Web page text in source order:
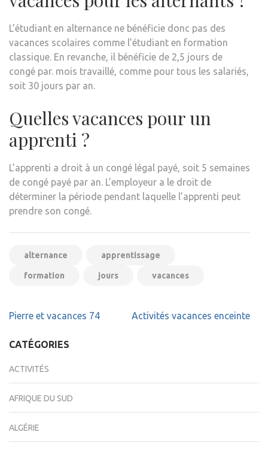
L’étudiant en alternance ne bénéficie donc pas des
vacances scolaires comme l’étudiant en formation
classique. En revanche, il bénéficie de 2,5 jours de
congé par. mois travaillé, comme pour tous les salariés,
soit 30 jours par an.
Quelles vacances pour un
apprenti ?
L’apprenti a droit à un congé légal payé, soit 5 semaines
de congé payé par an. L’employeur a le droit de
déterminer la période pendant laquelle l’apprenti peut
prendre son congé.
alternance apprentissage
formation jours vacances
Navigation
l’article
Pierre et vacances 74 Activités vacances enceinte
CATÉGORIES
ACTIVITÉS
AFRIQUE DU SUD
ALGÉRIE